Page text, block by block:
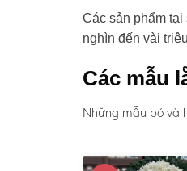
Các sản phẩm
nghìn đến vài
Các mẫu
Những mẫu bó và